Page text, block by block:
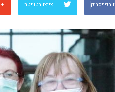
בפייסבוק צייצו בטוויטר